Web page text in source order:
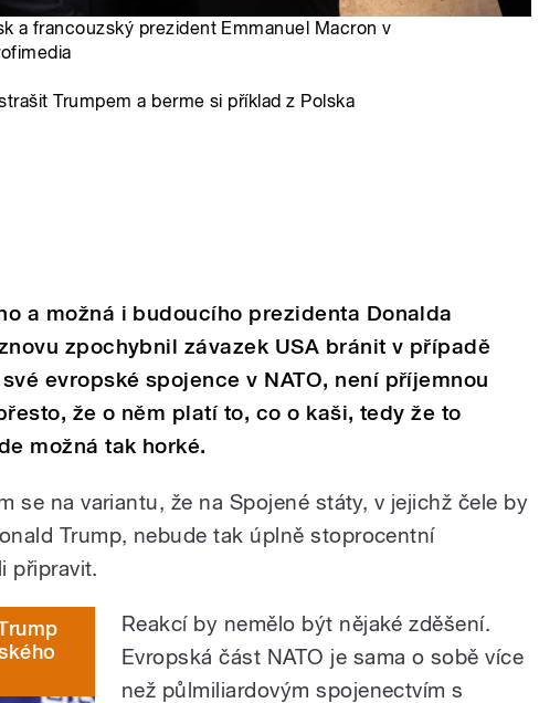
a francouzský prezident Emmanuel Macron v
Trumpem a berme si příklad z Polska
a možná i budoucího prezidenta Donalda
zpochybnil závazek USA bránit v případě
evropské spojence v NATO, není příjemnou
že o něm platí to, co o kaši, tedy že to
možná tak horké.
se na variantu, že na Spojené státy, v jejichž čele by
Trump, nebude tak úplně stoprocentní
připravit.
Reakcí by nemělo být nějaké zděšení.
Evropská část NATO je sama o sobě více
než půlmiliardovým spojenectvím s